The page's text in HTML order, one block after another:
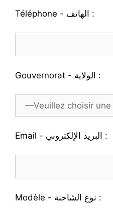
Téléphone - الهاتف :
Gouvernorat - الولاية :
Email - البريد الإلكتروني :
Modèle - نوع الشاحنة :